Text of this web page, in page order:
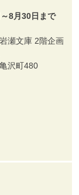
8月30日まで
瀬文庫 2階企画
沢町480